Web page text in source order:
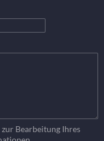
zur Bearbeitung Ihres